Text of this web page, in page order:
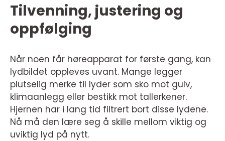
Tilvenning, justering og
oppfølging
Når noen får høreapparat for første gang, kan
lydbildet oppleves uvant. Mange legger
plutselig merke til lyder som sko mot gulv,
klimaanlegg eller bestikk mot tallerkener.
Hjernen har i lang tid filtrert bort disse lydene.
Nå må den lære seg å skille mellom viktig og
uviktig lyd på nytt.